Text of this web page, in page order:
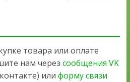
товара или оплате
нам через сообщения VK
или форму связи